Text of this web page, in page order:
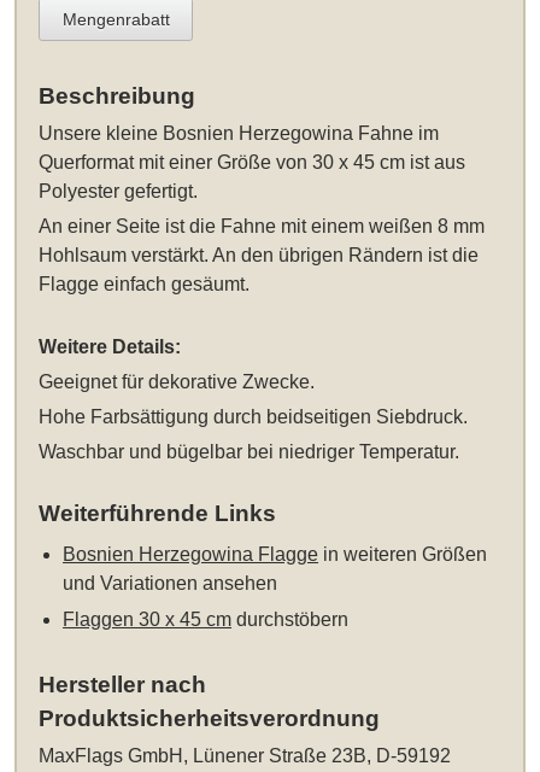
Mengenrabatt
Beschreibung
Unsere kleine Bosnien Herzegowina Fahne im
Querformat mit einer Größe von 30 x 45 cm ist aus
Polyester gefertigt.
An einer Seite ist die Fahne mit einem weißen 8 mm
Hohlsaum verstärkt. An den übrigen Rändern ist die
Flagge einfach gesäumt.
Weitere Details:
Geeignet für dekorative Zwecke.
Hohe Farbsättigung durch beidseitigen Siebdruck.
Waschbar und bügelbar bei niedriger Temperatur.
Weiterführende Links
Bosnien Herzegowina Flagge in weiteren Größen
und Variationen ansehen
Flaggen 30 x 45 cm durchstöbern
Hersteller nach
Produktsicherheitsverordnung
MaxFlags GmbH, Lünener Straße 23B, D-59192